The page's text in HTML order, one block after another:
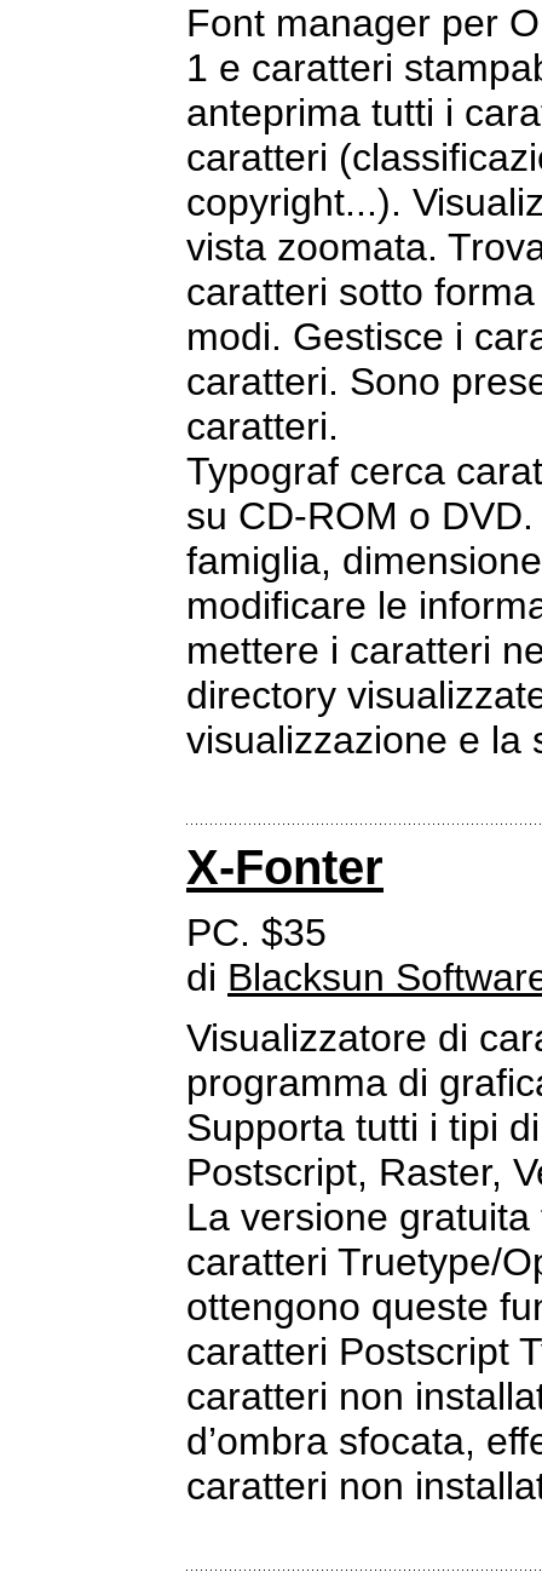
Font manager per
1 e caratteri
anteprima tutti i
caratteri
copyright...).
vista zoomata.
caratteri sotto
modi. Gestisce i
caratteri. Sono
caratteri.
Typograf cerca
su CD-ROM o
famiglia,
modificare le
mettere i caratteri
directory
visualizzazione e la
X-Fonter
PC. $35
di Blacksun
Visualizzatore di
programma di
Supporta tutti i tipi
Postscript, Raster,
La versione
caratteri Truetype/
ottengono queste
caratteri Postscript
caratteri non
d’ombra sfocata,
caratteri non